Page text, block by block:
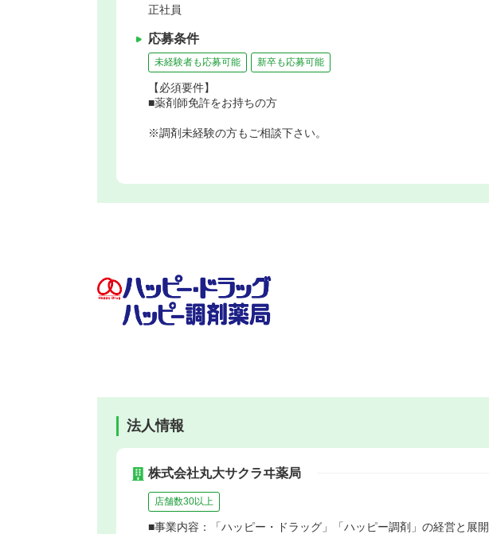
正社員
応募条件
未経験者も応募可能 新卒も応募可能
【必須要件】
■薬剤師免許をお持ちの方
※調剤未経験の方もご相談下さい。
法人情報
株式会社丸大サクラヰ薬局
店舗数30以上
■事業内容：「ハッピー・ドラッグ」「ハッピー調剤」の経営と展開